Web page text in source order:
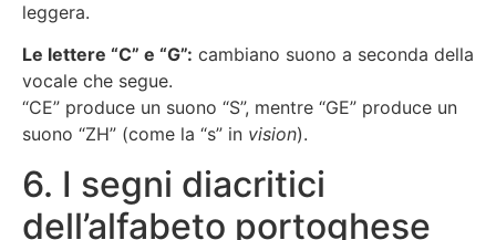
leggera.
Le lettere “C” e “G”: cambiano suono a seconda della
vocale che segue.
“CE” produce un suono “S”, mentre “GE” produce un
suono “ZH” (come la “s” in vision).
6. I segni diacritici
dell’alfabeto portoghese